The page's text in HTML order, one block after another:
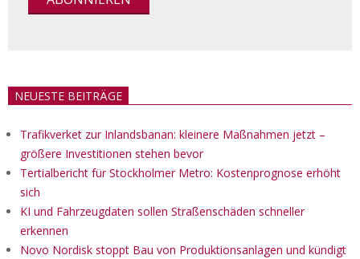
NEUESTE BEITRÄGE
Trafikverket zur Inlandsbanan: kleinere Maßnahmen jetzt –
größere Investitionen stehen bevor
Tertialbericht für Stockholmer Metro: Kostenprognose erhöht
sich
KI und Fahrzeugdaten sollen Straßenschäden schneller
erkennen
Novo Nordisk stoppt Bau von Produktionsanlagen und kündigt